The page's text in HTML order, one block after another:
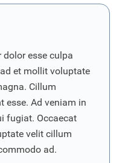
dolor esse culpa
et mollit voluptate
Cillum
esse. Ad veniam in
fugiat. Occaecat
velit cillum
ad.